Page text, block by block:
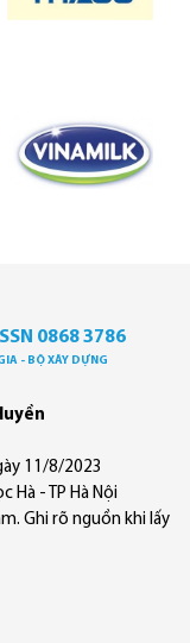
0868 3786
- BỘ XÂY DỰNG
11/8/2023
Hà - TP Hà Nội
Ghi rõ nguồn khi lấy